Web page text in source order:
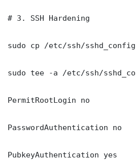
# 3. SSH Hardening
sudo cp /etc/ssh/
sudo tee -a /etc/ssh/
PermitRootLogin no
PasswordAuthentication no
PubkeyAuthentication yes